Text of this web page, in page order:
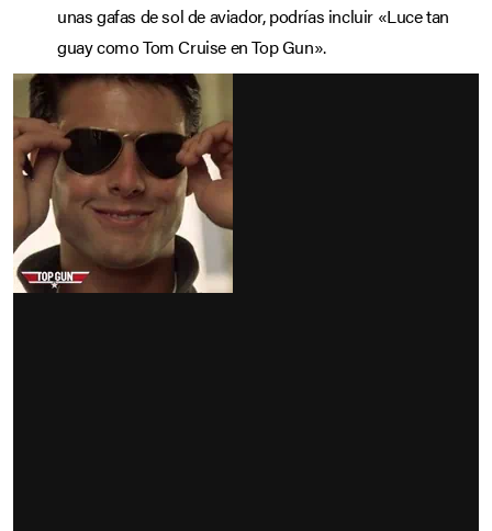
unas gafas de sol de aviador, podrías incluir «Luce tan
guay como Tom Cruise en Top Gun».